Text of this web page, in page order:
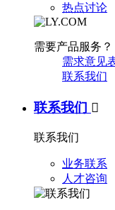
热点讨论
需要产品服务？
需求意见
联系我们
联系我们 
联系我们
业务联系
人才咨询